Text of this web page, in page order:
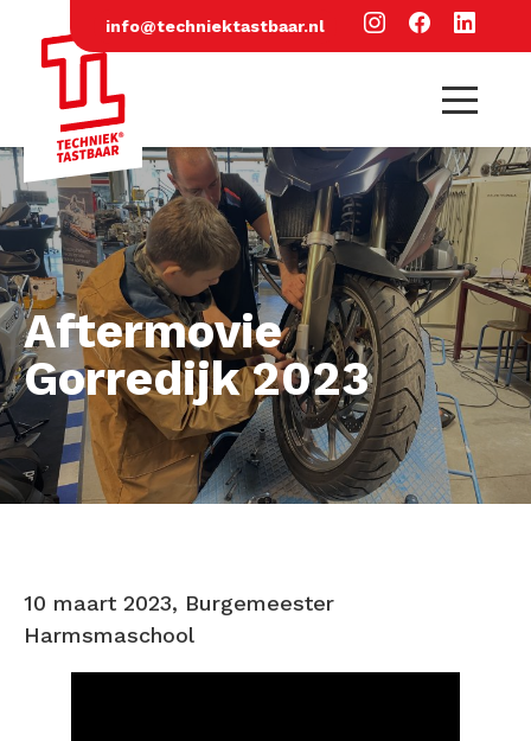
info@techniektastbaar.nl
Aftermovie
Gorredijk 2023
10 maart 2023, Burgemeester
Harmsmaschool